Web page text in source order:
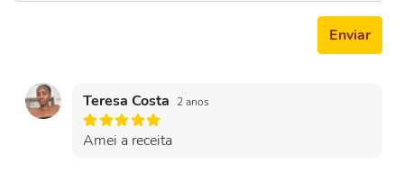
Enviar
Teresa Costa 2 anos
Amei a receita